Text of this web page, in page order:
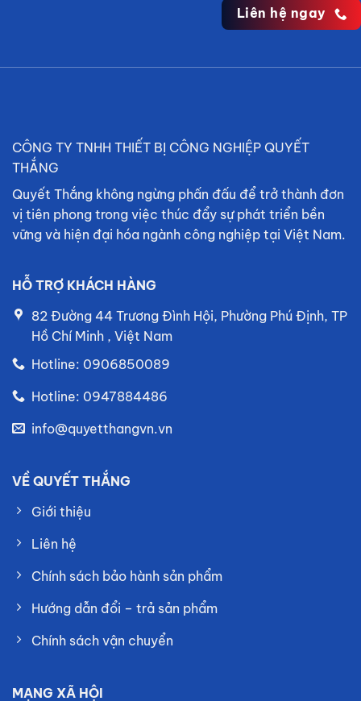
Liên hệ ngay
CÔNG TY TNHH THIẾT BỊ CÔNG NGHIỆP QUYẾT
THẮNG
Quyết Thắng không ngừng phấn đấu để trở thành đơn
vị tiên phong trong việc thúc đẩy sự phát triển bền
vững và hiện đại hóa ngành công nghiệp tại Việt Nam.
HỖ TRỢ KHÁCH HÀNG
82 Đường 44 Trương Đình Hội, Phường Phú Định, TP
Hồ Chí Minh , Việt Nam
Hotline: 0906850089
Hotline: 0947884486
info@quyetthangvn.vn
VỀ QUYẾT THẮNG
Giới thiệu
Liên hệ
Chính sách bảo hành sản phẩm
Hướng dẫn đổi – trả sản phẩm
Chính sách vận chuyển
MẠNG XÃ HỘI